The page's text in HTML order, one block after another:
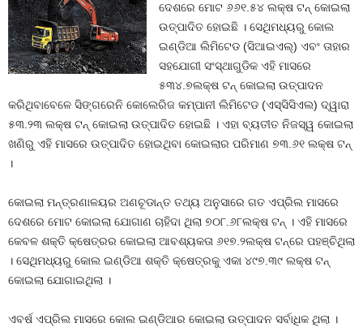
ଦେଶରେ ମୋଟ ୬୬୧.୫୪ ଲକ୍ଷ ଟନ୍ କୋଇଲା
ଉତ୍ପାଦିତ ହୋଇଛି । ସେଥିମଧ୍ୟରୁ କୋଲ
ଇଣ୍ଡିଆ ଲିମିଟେଡ (ସିଆଇଏଲ୍) ଏବଂ ତାହାର
ସହଯୋଗୀ ସଂସ୍ଥାଗୁଡିକ ଏହି ମାସରେ
୫୩୪.୭ଲକ୍ଷ ଟନ୍ କୋଇଲା ଉତ୍ପାଦନ
କରିଥିବାବେଳେ ସିଙ୍ଗରେନି କୋଲେରିଜ କମ୍ପାନୀ ଲିମିଟେଡ (ଏସ୍ସିସିଏଲ) ଦ୍ୱାରା
୫୩.୨୩ ଲକ୍ଷ ଟନ୍ କୋଇଲା ଉତ୍ପାଦିତ ହୋଇଛି । ଏହା ବ୍ୟତୀତ ନିଜସ୍ୱ କୋଇଲା
ଖଣିରୁ ଏହି ମାସରେ ଉତ୍ପାଦିତ ହୋଇଥିବା କୋଇଲାର ପରିମାଣ ୭୩.୬୧ ଲକ୍ଷ ଟନ୍
।
କୋଇଲା ମନ୍ତ୍ରଣାଳୟର ଅଣଚୂଡାନ୍ତ ତଥ୍ୟ ଅନୁସାରେ ଗତ ଏପ୍ରିଲ ମାସରେ
ଦେଶରେ ମୋଟ କୋଇଲା ଯୋଗାଣ ଚାହିଦା ଥିଲା ୭୦୮.୬୮ଲକ୍ଷ ଟନ୍ । ଏହି ମାସରେ
କେବଳ ଶକ୍ତି କ୍ଷେତ୍ରର କୋଇଲା ଆବଶ୍ୟକତା ୬୧୭.୨ଲକ୍ଷ ଟନ୍ରେ ପହଞ୍ଚିଥିଲା
। ସେଥିମଧ୍ୟରୁ କୋଲ ଇଣ୍ଡିଆ ଶକ୍ତି କ୍ଷେତ୍ରକୁ ଏକା ୪୯୭.୩୯ ଲକ୍ଷ ଟନ୍
କୋଇଲା ଯୋଗାଇଥିଲା ।
ଏବର୍ଷ ଏପ୍ରିଲ ମାସରେ କୋଲ ଇଣ୍ଡିଆର କୋଇଲା ଉତ୍ପାଦନ ସର୍ବାଧିକ ଥିଲା ।